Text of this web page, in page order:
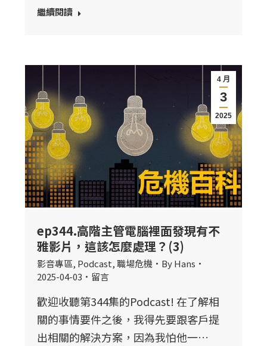
繼續閱讀
4 月
3
2025
ep344.高階主管電腦裡面發現有不
雅影片，這該怎麼處理？(3)
影音專區, Podcast,職場危機 ByHans
2025-04-03
留言
歡迎收聽第344集的Podcast! 在了解相
關的事情要件之後，我得先要跟客戶提
出相關的解決方案，因為我怕他一…